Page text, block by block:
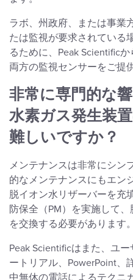
ラボ、州政府、または事業
たは監視が要求されている
るために、Peak Scientific
両方の監視センサーをご提
非常に専門的な
水素ガス発生装
難しいですか？
メンテナンスは非常にシン
的なメンテナンスにもエン
脱イオン水リザーバーを充
防保全（PM）を実施して
を交換する必要があります。
Peak Scientificはまた、ユ
ートリアル、PowerPoint、